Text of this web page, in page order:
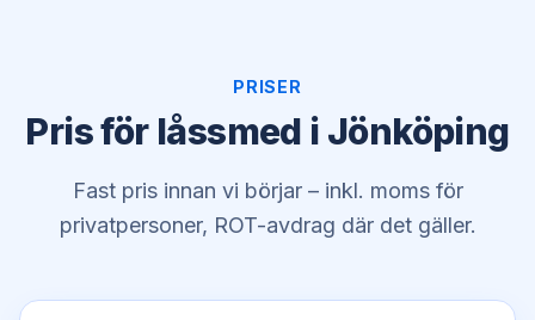
PRISER
Pris för låssmed i Jönköping
Fast pris innan vi börjar – inkl. moms för
privatpersoner, ROT-avdrag där det gäller.